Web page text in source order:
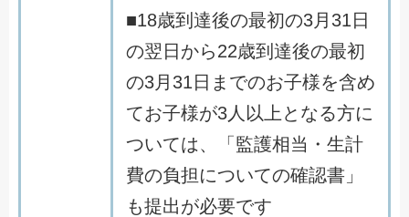
■18歳到達後の最初の3月31日
の翌日から22歳到達後の最初
の3月31日までのお子様を含め
てお子様が3人以上となる方に
ついては、「監護相当・生計
費の負担についての確認書」
も提出が必要です